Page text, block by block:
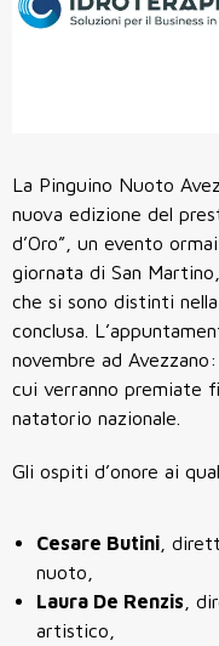
La Pinguino Nuoto
nuova edizione del
d’Oro”, un evento
giornata di San
che si sono distinti
conclusa.
novembre ad
cui verranno premiate
natatorio nazionale.
Gli ospiti d’onore ai
Cesare Butini ,
nuoto,
Laura De Renzis ,
artistico,